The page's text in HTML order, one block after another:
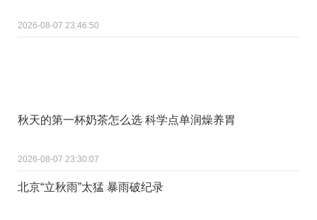
2026-08-07 23:46:50
秋天的第一杯奶茶怎么选 科学点单润燥养胃
2026-08-07 23:30:07
北京“立秋雨”太猛 暴雨破纪录